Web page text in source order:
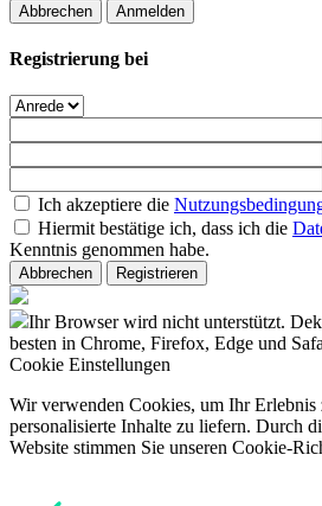
Abbrechen Anmelden
Registrierung bei
Ich akzeptiere die
Hiermit bestätige ich, dass ich die
Kenntnis genommen habe.
Abbrechen Registrieren
Ihr Browser wird nicht unterstützt.
besten in Chrome, Firefox, Edge und
Cookie Einstellungen
Wir verwenden Cookies, um Ihr Erlebnis
personalisierte Inhalte zu liefern. Durch
Website stimmen Sie unseren Cookie-